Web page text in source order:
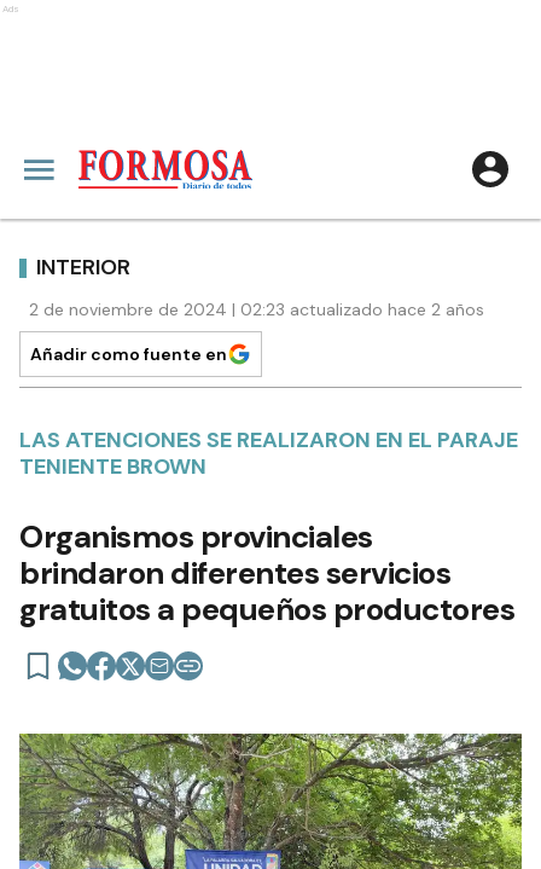
Ads
INTERIOR
2 de noviembre de 2024 | 02:23 actualizado hace 2 años
Añadir como fuente en
LAS ATENCIONES SE REALIZARON EN EL PARAJE
TENIENTE BROWN
Organismos provinciales
brindaron diferentes servicios
gratuitos a pequeños productores